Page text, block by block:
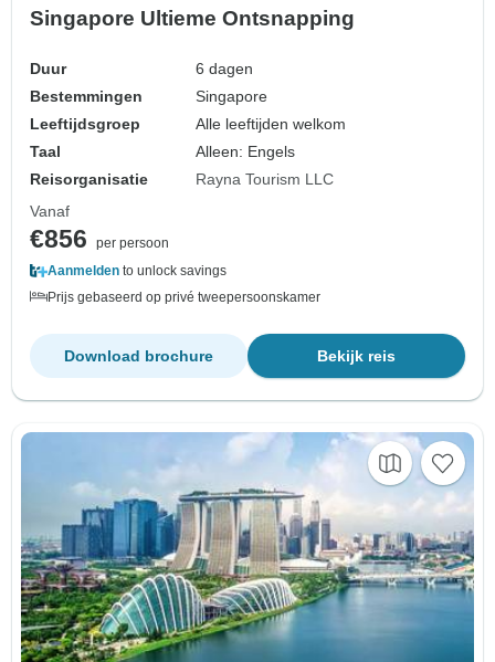
Singapore Ultieme Ontsnapping
Duur
6 dagen
Bestemmingen
Singapore
Leeftijdsgroep
Alle leeftijden welkom
Taal
Alleen: Engels
Reisorganisatie
Rayna Tourism LLC
Vanaf
€856
per persoon
Aanmelden to unlock savings
Prijs gebaseerd op privé tweepersoonskamer
Bekijk reis
Download brochure